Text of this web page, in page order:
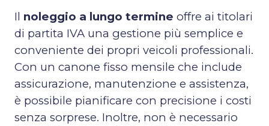
Il noleggio a lungo termine offre ai titolari
di partita IVA una gestione più semplice e
conveniente dei propri veicoli professionali.
Con un canone fisso mensile che include
assicurazione, manutenzione e assistenza,
è possibile pianificare con precisione i costi
senza sorprese. Inoltre, non è necessario